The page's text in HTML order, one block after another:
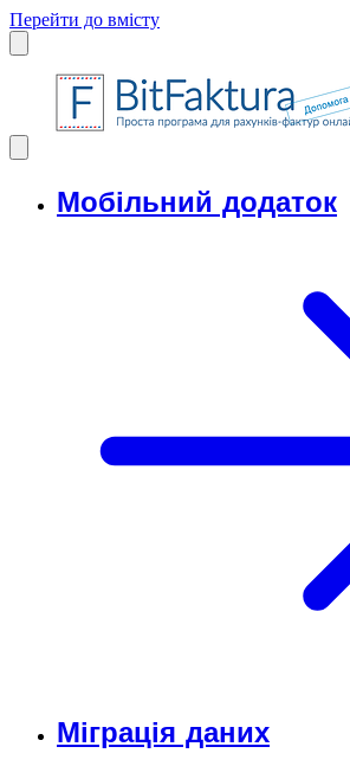
Перейти до вмісту
Мобільний додаток
Міграція даних